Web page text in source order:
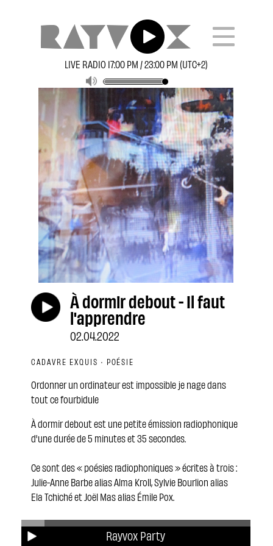
LIVE RADIO 17:00 PM / 23:00 PM (UTC+2)
Rayvox Party
À dormir debout - Il faut
l'apprendre
02.04.2022
CADAVRE EXQUIS · POÉSIE
Ordonner un ordinateur est impossible je nage dans
tout ce fourbidule
À dormir debout est une petite émission radiophonique
d'une durée de 5 minutes et 35 secondes.
Ce sont des « poésies radiophoniques » écrites à trois :
Julie-Anne Barbe alias Alma Kroll, Sylvie Bourlion alias
Ela Tchiché et Joël Mas alias Émile Pox.
C'est comme des rêves racontés, des poésies
surréalistes, des histoires étranges où l'humour et la